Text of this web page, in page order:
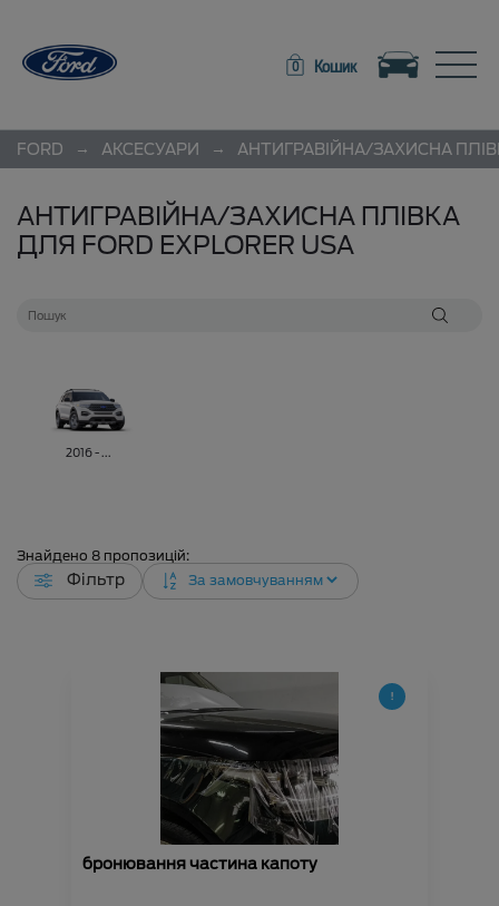
0 Кошик Toggle navigation
FORD → АКСЕСУАРИ → АНТИГРАВІЙНА/ЗАХИСНА
АНТИГРАВІЙНА/ЗАХИСНА ПЛІВКА
ДЛЯ FORD EXPLORER USA
2016 - ...
Знайдено 8 пропозицій:
Фільтр
бронювання частина капоту